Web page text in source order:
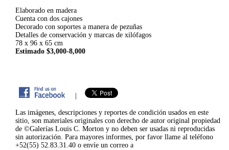
Elaborado en madera
Cuenta con dos cajones
Decorado con soportes a manera de pezuñas
Detalles de conservación y marcas de xilófagos
78 x 96 x 65 cm
Estimado $3,000-8,000
|
Las imágenes, descripciones y reportes de condición usados en este
sitio, son materiales originales con derecho de autor original propiedad
de ©Galerías Louis C. Morton y no deben ser usadas ni reproducidas
sin autorización. Para mayores informes, por favor llame al teléfono
+52(55) 52.83.31.40 o envíe un correo a